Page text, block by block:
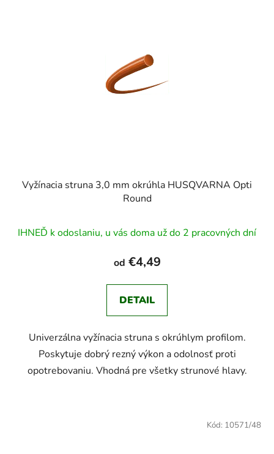
Vyžínacia struna 3,0 mm okrúhla HUSQVARNA Opti
Round
IHNEĎ k odoslaniu, u vás doma už do 2 pracovných dní
od €4,49
DETAIL
Univerzálna vyžínacia struna s okrúhlym profilom.
Poskytuje dobrý rezný výkon a odolnosť proti
opotrebovaniu. Vhodná pre všetky strunové hlavy.
Kód: 10571/48